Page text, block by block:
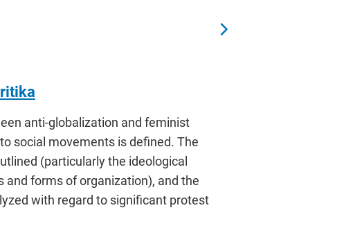
anti-globalization and feminist
social movements is defined. The
(particularly the ideological
forms of organization), and the
with regard to significant protest